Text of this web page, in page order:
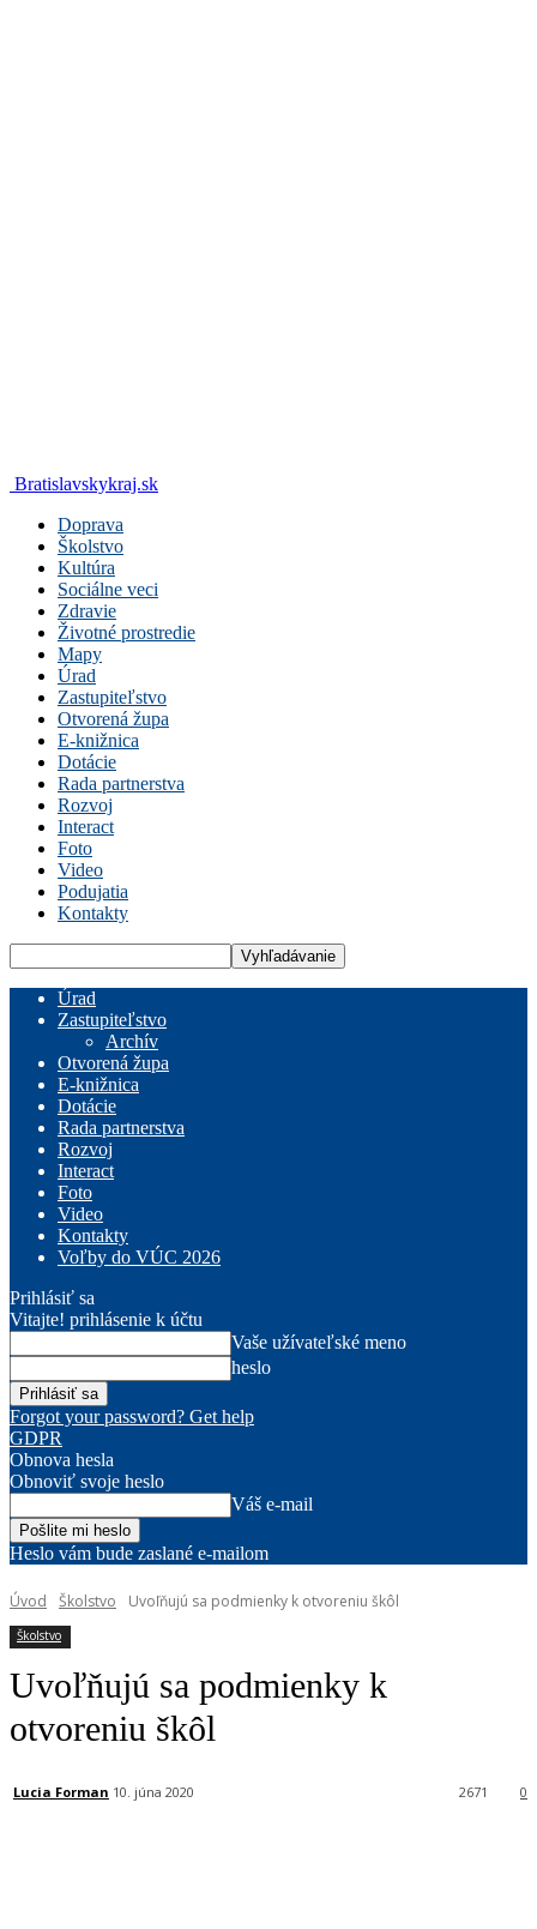
Bratislavskykraj.sk
Doprava
Školstvo
Kultúra
Sociálne veci
Zdravie
Životné prostredie
Mapy
Úrad
Zastupiteľstvo
Otvorená župa
E-knižnica
Dotácie
Rada partnerstva
Rozvoj
Interact
Foto
Video
Podujatia
Kontakty
Úrad
Zastupiteľstvo
Archív
Otvorená župa
E-knižnica
Dotácie
Rada partnerstva
Rozvoj
Interact
Foto
Video
Kontakty
Voľby do VÚC 2026
Prihlásiť sa
Vitajte! prihlásenie k účtu
Vaše užívateľské meno
heslo
Forgot your password? Get help
GDPR
Obnova hesla
Obnoviť svoje heslo
Váš e-mail
Heslo vám bude zaslané e-mailom
Úvod Školstvo Uvoľňujú sa podmienky k otvoreniu škôl
Školstvo
Uvoľňujú sa podmienky k
otvoreniu škôl
Lucia Forman 10. júna 2020 0
2671